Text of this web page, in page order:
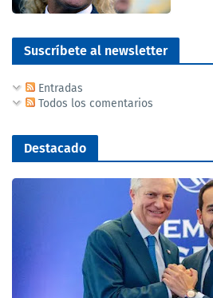
Suscríbete al newsletter
Entradas
Todos los comentarios
Destacado